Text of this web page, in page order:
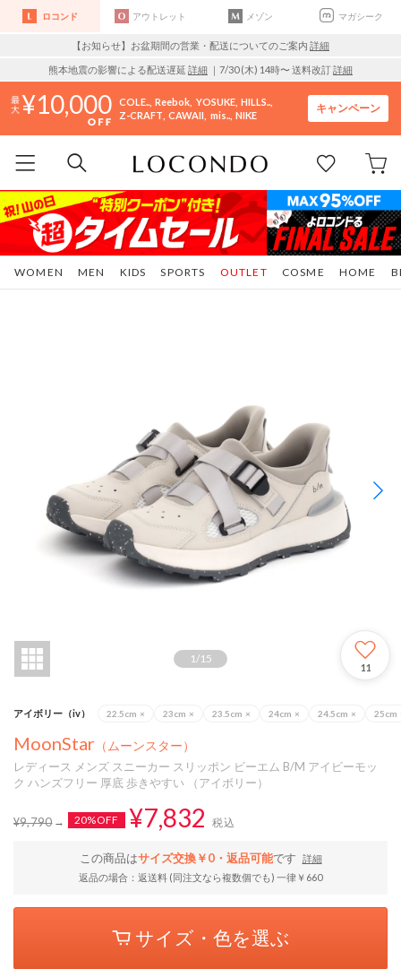
ロコンド アウトレット メゾン マガシーク
【お知らせ】お盆期間の営業・配送についてのご案内 詳細
熊本地震の影響による配送遅延 詳細 ｜7/30 (木) 14時〜 送料改訂詳細
10,000 COLE.. Reebok YOSUKE HILLS..
Z-CRAFT CAWAII mis.. NIKE
キャンペーン
WOMEN MEN KIDS SPORTS COSME HOME
OUTLET
1 /15
11
アイボリー（iv） 22.5cm × 23cm × 23.5cm × 24cm × 24.5cm × 25cm
MoonStar （ムーンスター）
レディース メンズ スニーカー スリッポン ビーエム B/M アイビーモッ
ク ハンズフリー 厚底 歩きやすい （アイボリー）
¥9,790 20%OFF ¥7,832 税込
この商品はサイズ交換￥0・返品可能です
詳細
返品の場合：返送料 (同注文なら複数個でも) 一律￥660
サイズ・色を選ぶ